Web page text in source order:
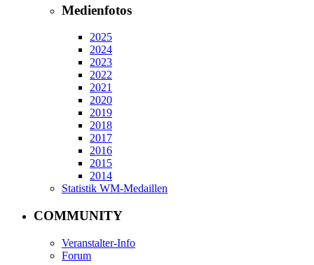
Medienfotos
2025
2024
2023
2022
2021
2020
2019
2018
2017
2016
2015
2014
Statistik WM-Medaillen
COMMUNITY
Veranstalter-Info
Forum